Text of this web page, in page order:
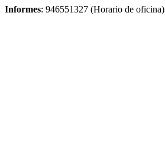
Informes: 946551327 (Horario de oficina)